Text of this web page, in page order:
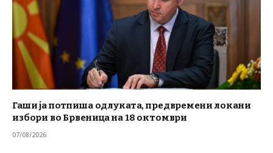
Гаши ја потпиша одлуката, предвремени локани
избори во Брвеница на 18 октомври
07/08/2026